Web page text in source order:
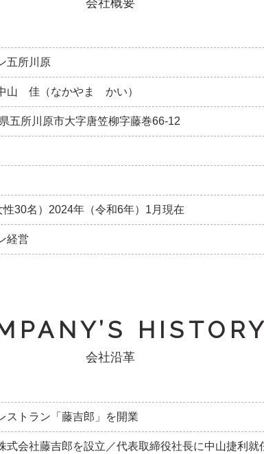
会社概要
五所川原
山 佳（なかやま かい）
五所川原市大字唐笠柳字藤巻66-12
30名）2024年（令和6年）1月現在
経営
会社沿革
ストラン「藤吉郎」を開業
式会社藤吉郎を設立／代表取締役社長に中山捷利就